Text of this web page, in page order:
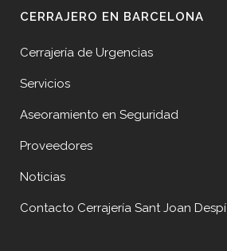
CERRAJERO EN BARCELONA
Cerrajería de Urgencias
Servicios
Aseoramiento en Seguridad
Proveedores
Noticias
Contacto Cerrajería Sant Joan Despí